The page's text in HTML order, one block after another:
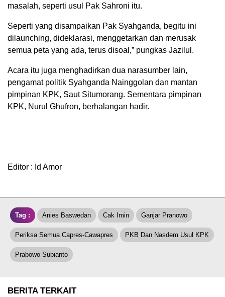
masalah, seperti usul Pak Sahroni itu.
Seperti yang disampaikan Pak Syahganda, begitu ini
dilaunching, dideklarasi, menggetarkan dan merusak
semua peta yang ada, terus disoal,” pungkas Jazilul.
Acara itu juga menghadirkan dua narasumber lain,
pengamat politik Syahganda Nainggolan dan mantan
pimpinan KPK, Saut Situmorang. Sementara pimpinan
KPK, Nurul Ghufron, berhalangan hadir.
Editor : Id Amor
Tag : Anies Baswedan Cak Imin Ganjar Pranowo
Periksa Semua Capres-Cawapres PKB Dan Nasdem Usul KPK
Prabowo Subianto
BERITA TERKAIT